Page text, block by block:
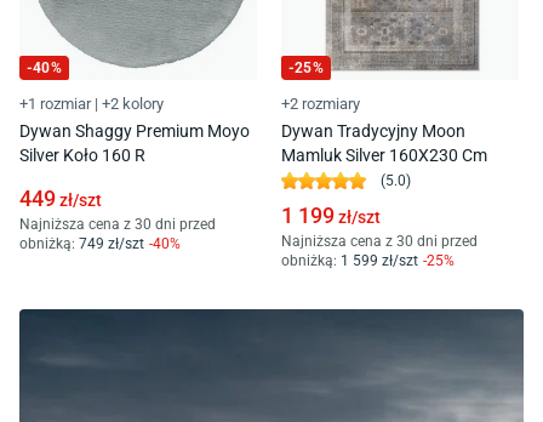
-40%
+1 rozmiar | +2 kolory
Dywan Shaggy Premium Moyo
Silver Koło 160 R
449zł/szt
Najniższa cena z 30 dni przed
obniżką: 749 zł/szt -40%
-25%
+2 rozmiary
Dywan Tradycyjny Moon
Mamluk Silver 160X230 Cm
(5.0)
1 199zł/szt
Najniższa cena z 30 dni przed
obniżką: 1 599 zł/szt -25%